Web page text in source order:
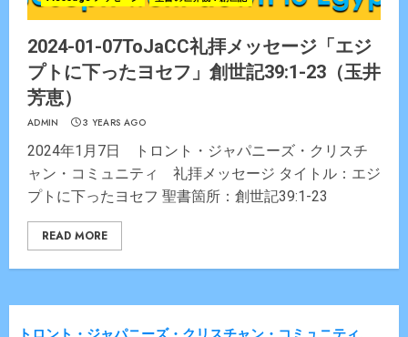
2024-01-07ToJaCC礼拝メッセージ「エジ
プトに下ったヨセフ」創世記39:1-23（玉井
芳恵）
ADMIN 3 YEARS AGO
2024年1月7日 トロント・ジャパニーズ・クリスチ
ャン・コミュニティ 礼拝メッセージ タイトル：エジ
プトに下ったヨセフ 聖書箇所：創世記39:1-23
READ MORE